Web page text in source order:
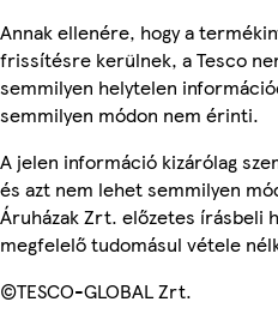
Annak ellenére, hogy a
frissítésre kerülnek, a Tesco
semmilyen helytelen
semmilyen módon nem érinti.
A jelen információ kizárólag
és azt nem lehet semmilyen
Áruházak Zrt. előzetes írásbeli
megfelelő tudomásul vétele
©TESCO-GLOBAL Zrt.